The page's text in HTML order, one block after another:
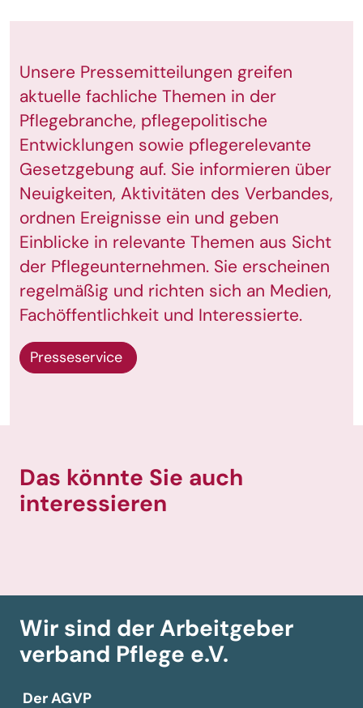
Unsere Pressemitteilungen greifen
aktuelle fachliche Themen in der
Pflegebranche, pflegepolitische
Entwicklungen sowie pflegerelevante
Gesetzgebung auf. Sie informieren über
Neuigkeiten, Aktivitäten des Verbandes,
ordnen Ereignisse ein und geben
Einblicke in relevante Themen aus Sicht
der Pflegeunternehmen. Sie erscheinen
regelmäßig und richten sich an Medien,
Fachöffentlichkeit und Interessierte.
Presseservice
Das könnte Sie auch
interessieren
Wir sind der Arbeitgeber­
verband Pflege e.V.
Der AGVP